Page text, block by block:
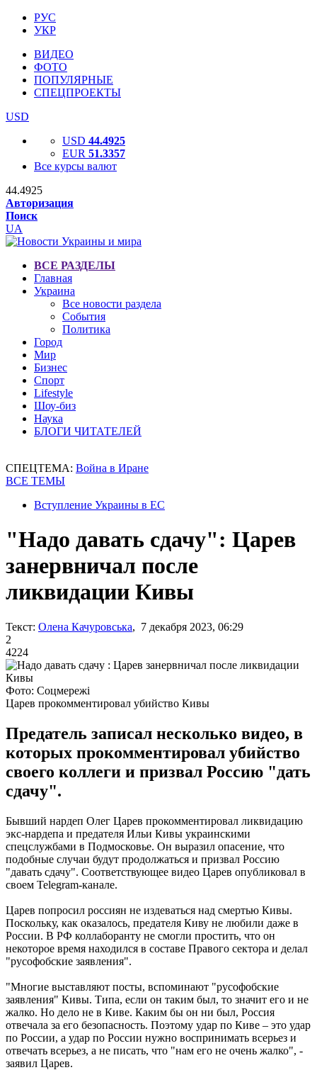
РУС
УКР
ВИДЕО
ФОТО
ПОПУЛЯРНЫЕ
СПЕЦПРОЕКТЫ
USD
USD 44.4925
EUR 51.3357
Все курсы валют
44.4925
Авторизация
Поиск
UA
ВСЕ РАЗДЕЛЫ
Главная
Украина
Все новости раздела
События
Политика
Город
Мир
Бизнес
Спорт
Lifestyle
Шоу-биз
Наука
БЛОГИ ЧИТАТЕЛЕЙ
СПЕЦТЕМА: Война в Иране
ВСЕ ТЕМЫ
Вступление Украины в ЕС
"Надо давать сдачу": Царев
занервничал после
ликвидации Кивы
Текст: Олена Качуровська, 7 декабря 2023, 06:29
2
4224
Фото: Соцмережі
Царев прокомментировал убийство Кивы
Предатель записал несколько видео, в
которых прокомментировал убийство
своего коллеги и призвал Россию "дать
сдачу".
Бывший нардеп Олег Царев прокомментировал ликвидацию
экс-нардепа и предателя Ильи Кивы украинскими
спецслужбами в Подмосковье. Он выразил опасение, что
подобные случаи будут продолжаться и призвал Россию
"давать сдачу". Соответствующее видео Царев опубликовал в
своем Telegram-канале.
Царев попросил россиян не издеваться над смертью Кивы.
Поскольку, как оказалось, предателя Киву не любили даже в
России. В РФ коллаборанту не смогли простить, что он
некоторое время находился в составе Правого сектора и делал
"русофобские заявления".
"Многие выставляют посты, вспоминают "русофобские
заявления" Кивы. Типа, если он таким был, то значит его и не
жалко. Но дело не в Киве. Каким бы он ни был, Россия
отвечала за его безопасность. Поэтому удар по Киве – это удар
по России, а удар по России нужно воспринимать всерьез и
отвечать всерьез, а не писать, что "нам его не очень жалко", -
заявил Царев.